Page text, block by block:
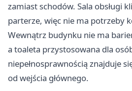
zamiast schodów. Sala obsługi
parterze, więc nie ma potrzeby
Wewnątrz budynku nie ma
a toaleta przystosowana dla
niepełnosprawnością znajduje
od wejścia głównego.